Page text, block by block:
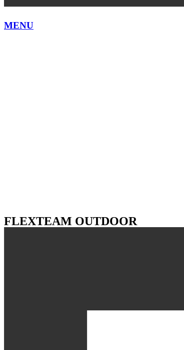
MENU
FLEXTEAM OUTDOOR